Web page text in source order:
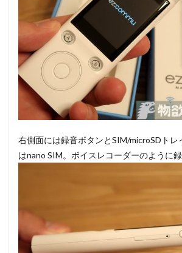
右側面には録音ボタンとSIM/microSDトレ
はnano SIM。ボイスレコーダーのように録